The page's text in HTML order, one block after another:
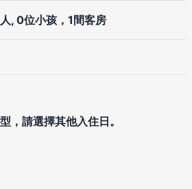
, 0位小孩，1間客房
，請選擇其他入住日。